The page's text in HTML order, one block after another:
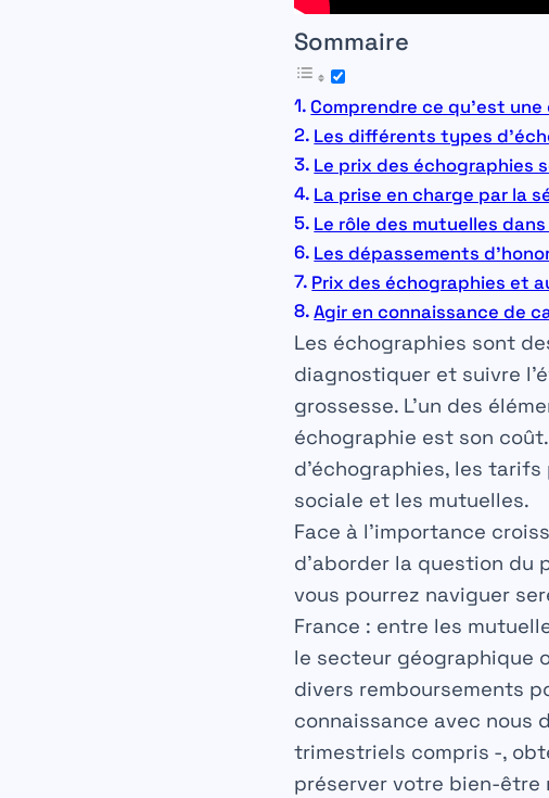
Sommaire
Comprendre ce qu’est
Les différents types
Le prix des échographies
La prise en charge par la
Le rôle des mutuelles
Les dépassements
Prix des échographies et
Agir en connaissance de
Les échographies sont
diagnostiquer et suivre
grossesse. L’un des
échographie est son
d’échographies, les
sociale et les mutuelles.
Face à l’importance
d’aborder la question du
vous pourrez naviguer
France : entre les
le secteur géographique
divers remboursements
connaissance avec nous
trimestriels compris -,
préserver votre bien-être